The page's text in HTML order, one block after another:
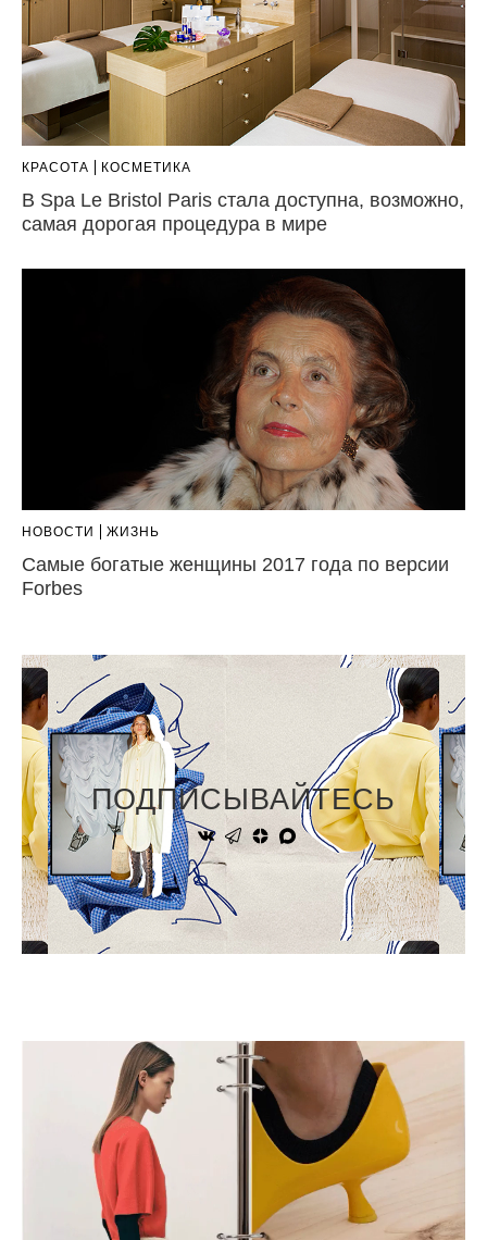
КРАСОТА КОСМЕТИКА
В Spa Le Bristol Paris стала доступна, возможно,
самая дорогая процедура в мире
НОВОСТИ ЖИЗНЬ
Самые богатые женщины 2017 года по версии
Forbes
ПОДПИСЫВАЙТЕСЬ